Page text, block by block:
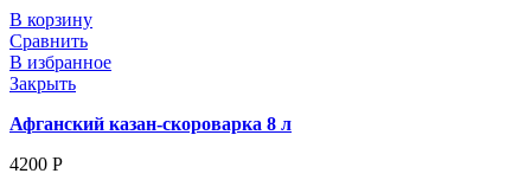
В корзину
Сравнить
В избранное
Закрыть
Афганский казан-скороварка 8 л
4200 Р